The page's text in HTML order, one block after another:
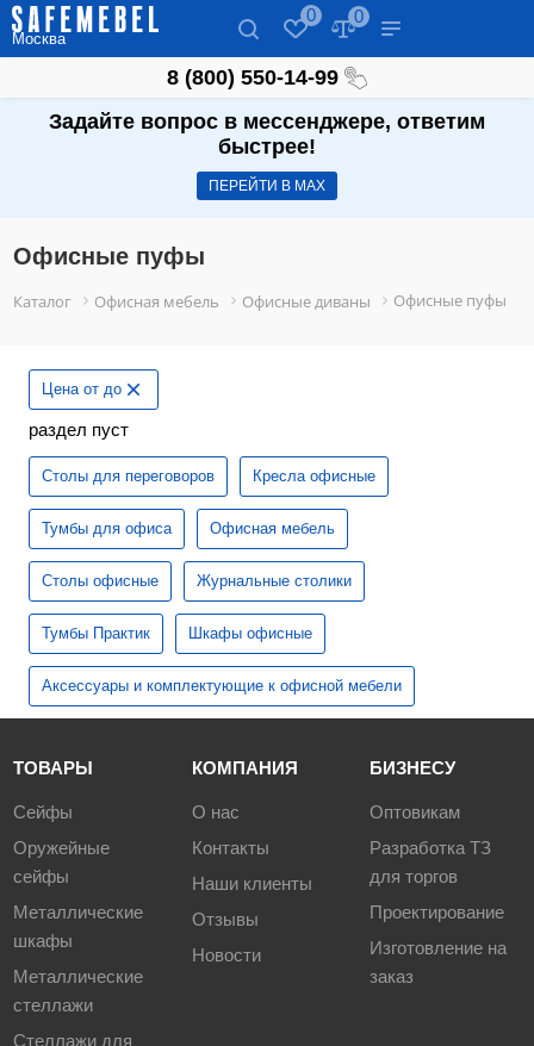
Москва
0 0
8 (800) 550-14-99
Задайте вопрос в мессенджере, ответим
быстрее!
ПЕРЕЙТИ В МАХ
Офисные пуфы
Каталог Офисная мебель Офисные диваны Офисные пуфы
Цена от до
раздел пуст
Столы для переговоров Кресла офисные
Тумбы для офиса Офисная мебель
Столы офисные Журнальные столики
Тумбы Практик Шкафы офисные
Аксессуары и комплектующие к офисной мебели
ТОВАРЫ
Сейфы
Оружейные
сейфы
Металлические
шкафы
Металлические
стеллажи
Стеллажи для
КОМПАНИЯ
О нас
Контакты
Наши клиенты
Отзывы
Новости
БИЗНЕСУ
Оптовикам
Разработка ТЗ
для торгов
Проектирование
Изготовление на
заказ